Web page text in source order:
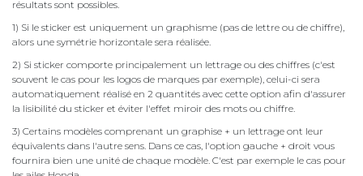
résultats sont possibles.
1) Si le sticker est uniquement un graphisme (pas de lettre ou de chiffre),
alors une symétrie horizontale sera réalisée.
2) Si sticker comporte principalement un lettrage ou des chiffres (c'est
souvent le cas pour les logos de marques par exemple), celui-ci sera
automatiquement réalisé en 2 quantités avec cette option afin d'assurer
la lisibilité du sticker et éviter l'effet miroir des mots ou chiffre.
3) Certains modèles comprenant un graphise + un lettrage ont leur
équivalents dans l'autre sens. Dans ce cas, l'option gauche + droit vous
fournira bien une unité de chaque modèle. C'est par exemple le cas pour